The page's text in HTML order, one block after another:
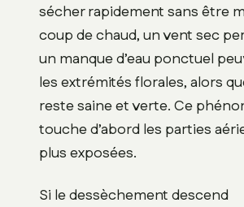
sécher rapidement sans être
coup de chaud, un vent sec
un manque d’eau ponctuel
les extrémités florales, alors
reste saine et verte. Ce
touche d’abord les parties
plus exposées.
Si le dessèchement descend